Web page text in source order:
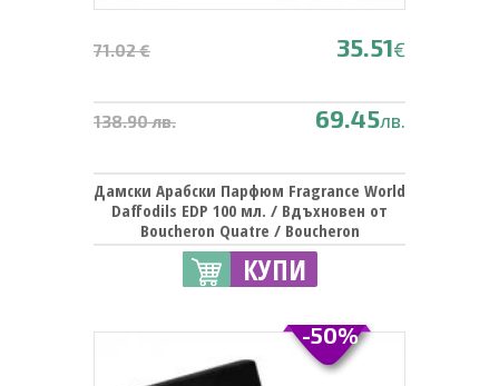
71.02 € 35.51€
138.90 лв. 69.45лв.
Дамски Арабски Парфюм Fragrance World
Daffodils EDP 100 мл. / Вдъхновен от
Boucheron Quatre / Boucheron
КУПИ
-50%